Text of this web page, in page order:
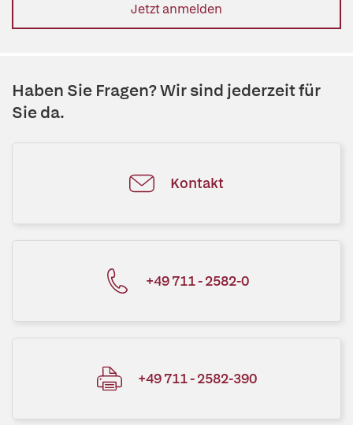
Jetzt anmelden
Haben Sie Fragen? Wir sind jederzeit für
Sie da.
Kontakt
+49 711 - 2582-0
+49 711 - 2582-390